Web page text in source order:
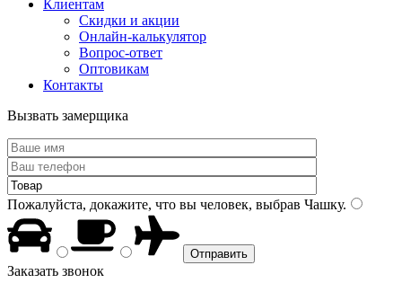
Клиентам
Скидки и акции
Онлайн-калькулятор
Вопрос-ответ
Оптовикам
Контакты
Вызвать замерщика
Пожалуйста, докажите, что вы человек, выбрав Чашку.
Заказать звонок